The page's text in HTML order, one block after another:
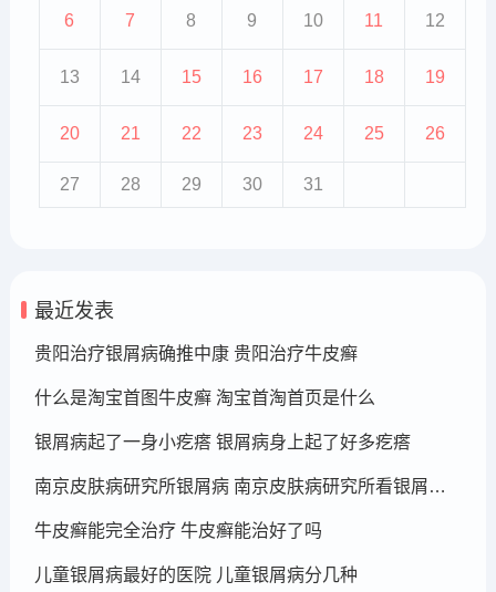
6 7 8 9 10 11 12
13 14 15 16 17 18 19
20 21 22 23 24 25 26
27 28 29 30 31
最近发表
贵阳治疗银屑病确推中康 贵阳治疗牛皮癣
什么是淘宝首图牛皮癣 淘宝首淘首页是什么
银屑病起了一身小疙瘩 银屑病身上起了好多疙瘩
南京皮肤病研究所银屑病 南京皮肤病研究所看银屑病哪个医生厉害
牛皮癣能完全治疗 牛皮癣能治好了吗
儿童银屑病最好的医院 儿童银屑病分几种